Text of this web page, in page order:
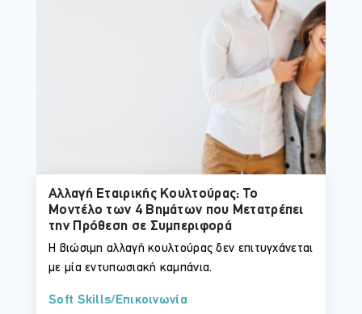
Αλλαγή Εταιρικής Κουλτούρας: Το
Μοντέλο των 4 Βημάτων που Μετατρέπει
την Πρόθεση σε Συμπεριφορά
Η βιώσιμη αλλαγή κουλτούρας δεν επιτυγχάνεται
με μία εντυπωσιακή καμπάνια.
Soft Skills/Επικοινωνία